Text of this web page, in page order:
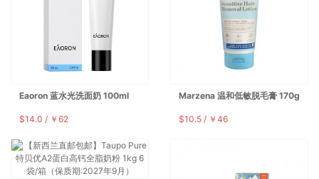
Eaoron 蓝水光洗面奶 100ml
$14.0 / ￥62
Marzena 温和低敏脱毛膏 170g
$10.5 / ￥46